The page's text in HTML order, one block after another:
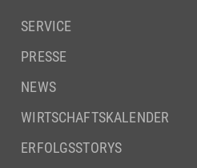
SERVICE
PRESSE
NEWS
WIRTSCHAFTSKALENDER
ERFOLGSSTORYS